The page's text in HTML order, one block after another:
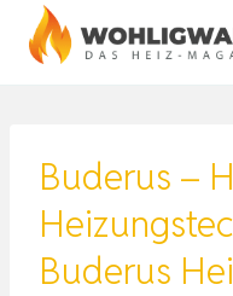
Zum
Inhalt
Buderus –
Buderus